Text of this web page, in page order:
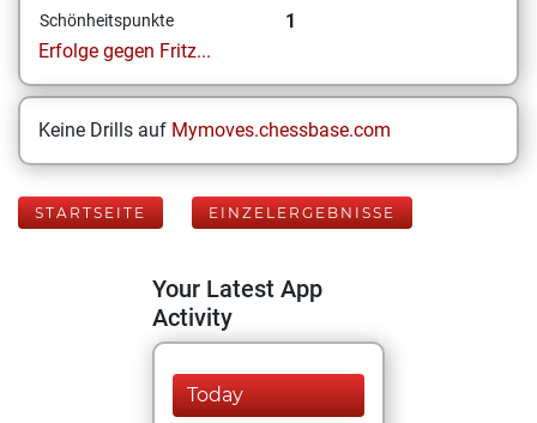
Schönheitspunkte
1
Erfolge gegen Fritz...
Keine Drills auf Mymoves.chessbase.com
STARTSEITE EINZELERGEBNISSE
Your Latest App
Activity
Today